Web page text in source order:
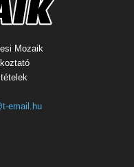
Mozaik
email.hu